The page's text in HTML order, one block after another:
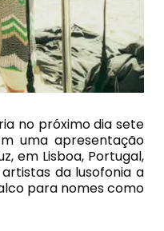
no próximo dia sete
uma apresentação
em Lisboa, Portugal,
da lusofonia a
para nomes como